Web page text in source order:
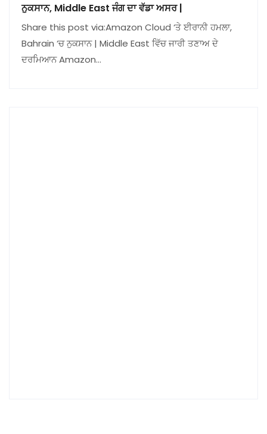
ਨੁਕਸਾਨ, Middle East ਜੰਗ ਦਾ ਵੱਡਾ ਅਸਰ |
Share this post via:Amazon Cloud ‘ਤੇ ਈਰਾਨੀ ਹਮਲਾ,
Bahrain ‘ਚ ਨੁਕਸਾਨ | Middle East ਵਿੱਚ ਜਾਰੀ ਤਣਾਅ ਦੇ
ਦਰਮਿਆਨ Amazon…